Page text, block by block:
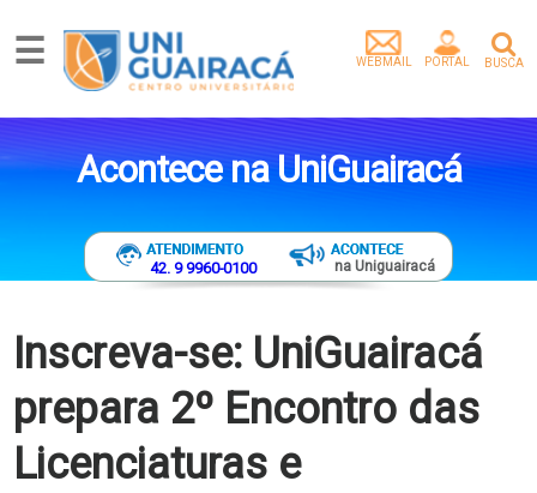
Graduação
Graduação
Extensão
Egressos
Artigos
Instituição
Empresa
☰ BUSCA
PORTAL
WEBMAIL
Acontece na UniGuairacá
42. 9 9960-0100 na Uniguairacá
Inscreva-se: UniGuairacá
prepara 2º Encontro das
Licenciaturas e